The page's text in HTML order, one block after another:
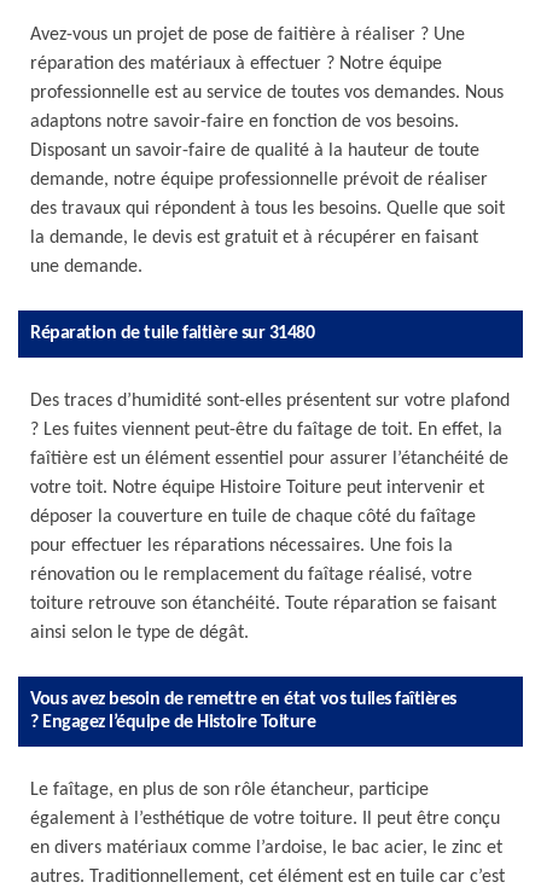
Avez-vous un projet de pose de faitière à réaliser ? Une
réparation des matériaux à effectuer ? Notre équipe
professionnelle est au service de toutes vos demandes. Nous
adaptons notre savoir-faire en fonction de vos besoins.
Disposant un savoir-faire de qualité à la hauteur de toute
demande, notre équipe professionnelle prévoit de réaliser
des travaux qui répondent à tous les besoins. Quelle que soit
la demande, le devis est gratuit et à récupérer en faisant
une demande.
Réparation de tuile faitière sur 31480
Des traces d’humidité sont-elles présentent sur votre plafond
? Les fuites viennent peut-être du faîtage de toit. En effet, la
faîtière est un élément essentiel pour assurer l’étanchéité de
votre toit. Notre équipe Histoire Toiture peut intervenir et
déposer la couverture en tuile de chaque côté du faîtage
pour effectuer les réparations nécessaires. Une fois la
rénovation ou le remplacement du faîtage réalisé, votre
toiture retrouve son étanchéité. Toute réparation se faisant
ainsi selon le type de dégât.
Vous avez besoin de remettre en état vos tuiles faîtières
? Engagez l’équipe de Histoire Toiture
Le faîtage, en plus de son rôle étancheur, participe
également à l’esthétique de votre toiture. Il peut être conçu
en divers matériaux comme l’ardoise, le bac acier, le zinc et
autres. Traditionnellement, cet élément est en tuile car c’est